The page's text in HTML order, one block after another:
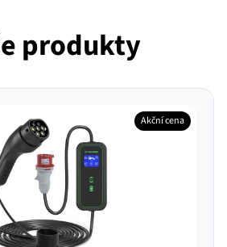
produkty
Akční cena